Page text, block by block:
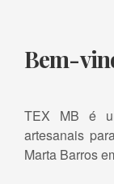
Bem-
TEX MB é
artesanais
Marta Barros